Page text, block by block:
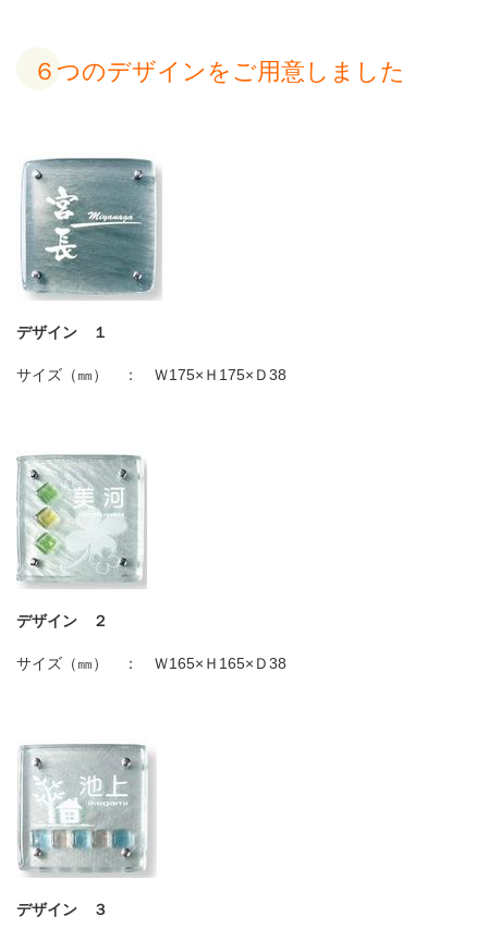
６つのデザインをご用意しました
デザイン １
サイズ（㎜） ： Ｗ175× Ｈ 175× Ｄ38
デザイン ２
サイズ（㎜） ： Ｗ165× Ｈ 165× Ｄ38
デザイン ３